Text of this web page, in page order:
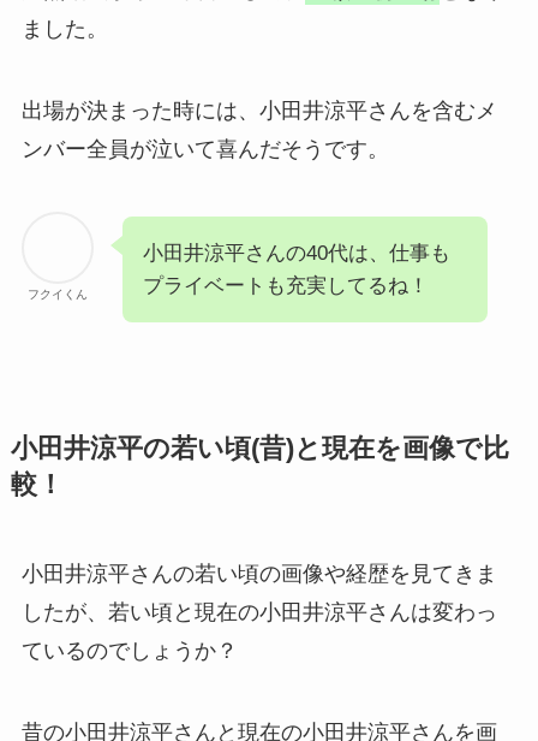
ました。
出場が決まった時には、小田井涼平さんを含むメ
ンバー全員が泣いて喜んだそうです。
フクイくん
小田井涼平さんの40代は、仕事も
プライベートも充実してるね！
小田井涼平の若い頃(昔)と現在を画像で比
較！
小田井涼平さんの若い頃の画像や経歴を見てきま
したが、若い頃と現在の小田井涼平さんは変わっ
ているのでしょうか？
昔の小田井涼平さんと現在の小田井涼平さんを画